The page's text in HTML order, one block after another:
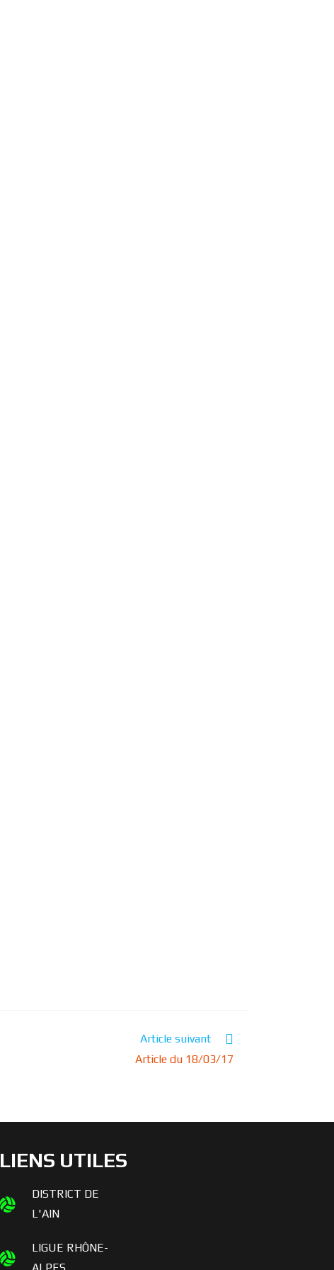
Article suivant
Article du 18/03/17
LIENS UTILES
DISTRICT DE
L'AIN
LIGUE RHÔNE-